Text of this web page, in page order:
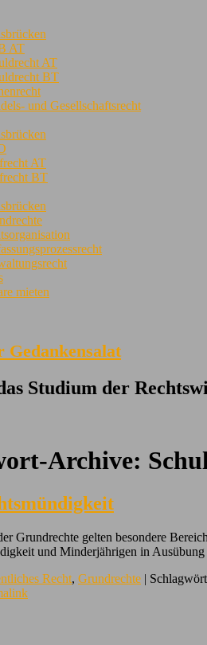
AT
AT
BT
und Gesellschaftsrecht
AT
BT
mieten
Gedankensalat
Studium der
Archive:
Grundrechte gelten besondere
und Minderjährigen in
Recht, Grundrechte |